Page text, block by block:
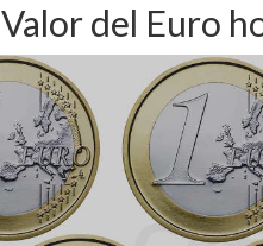
Valor del Euro